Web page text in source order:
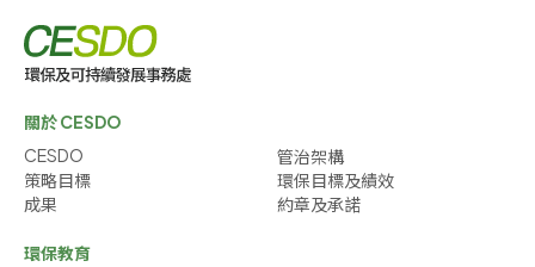
關於 CESDO
CESDO
管治架構
策略目標
環保目標及績效
成果
約章及承諾
環保教育